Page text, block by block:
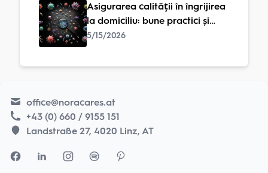
Asigurarea calității în îngrijirea
la domiciliu: bune practici și
standarde
5/15/2026
office@noracares.at
+43 (0) 660 / 9155 151
Landstraße 27, 4020 Linz, AT